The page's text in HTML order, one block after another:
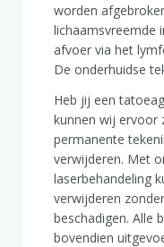
worden
lichaamsvreemde
afvoer via het
De onderhuidse
Heb jij een
kunnen wij ervoor
permanente
verwijderen. Met
laserbehandeling
verwijderen
beschadigen. Alle
bovendien